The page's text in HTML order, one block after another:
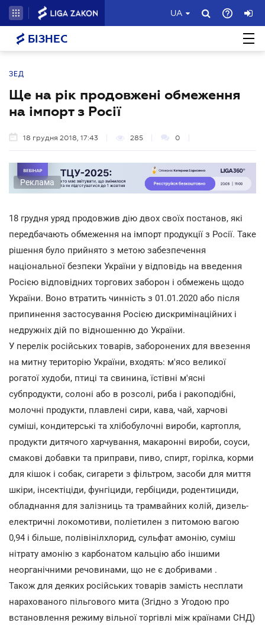
UA
БІЗНЕС
ЗЕД
Ще на рік продовжені обмеження
на імпорт з Росії
18 грудня 2018, 17:43 285 0
Реклама
18 грудня уряд продовжив дію двох своїх постанов, які
передбачають обмеження на імпорт продукції з Росії. Таке
рішення було прийнято з метою забезпечення
національної безпеки України у відповідь на введення
Росією відповідних торгових заборон і обмежень щодо
України. Воно втратить чинність з 01.01.2020 або після
припинення застосування Росією дискримінаційних і
недружніх дій по відношенню до України.
У перелік російських товарів, заборонених для ввезення
на митну територію України, входять: м'ясо великої
рогатої худоби, птиці та свинина, їстівні м'ясні
субпродукти, солоні або в розсолі, риба і ракоподібні,
молочні продукти, плавлені сири, кава, чай, харчові
суміші, кондитерські та хлібобулочні вироби, картопля,
продукти дитячого харчування, макаронні вироби, соуси,
смакові добавки та приправи, пиво, спирт, горілка, корми
для кішок і собак, сигарети з фільтром, засоби для миття
шкіри, інсектіціди, фунгіциди, гербіциди, родентициди,
обладнання для залізниць та трамвайних колій, дизель-
електричні локомотиви, поліетилен з питомою вагою
0,94 і більше, полівінілхлорид, сульфат амонію, суміш
нітрату амонію з карбонатом кальцію або іншими
неорганічними речовинами, що не є добривами .
Також для деяких російських товарів замість несплати
нарахованого пільгового мита (Згідно з Угодою про
встановлення режиму вільної торгівлі між країнами СНД)